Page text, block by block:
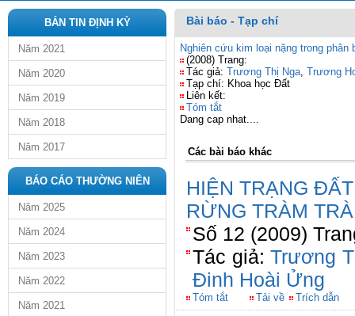
BẢN TIN ĐỊNH KỲ
Năm 2021
Năm 2020
Năm 2019
Năm 2018
Năm 2017
BÁO CÁO THƯỜNG NIÊN
Năm 2025
Năm 2024
Năm 2023
Năm 2022
Năm 2021
Bài báo - Tạp chí
Nghiên cứu kim loại nặng trong phân
(2008) Trang:
Tác giả: Trương Thị Nga, Trương
Tạp chí: Khoa học Đất
Liên kết:
Tóm tắt
Dang cap nhat....
Các bài báo khác
HIỆN TRẠNG
RỪNG TRÀM
Số 12 (2009)
Tác giả:Trương
Đinh Hoài Ửng
Tóm tắt Tải về Trích dẫn